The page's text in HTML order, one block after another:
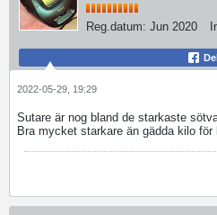
Reg.datum: Jun 2020
2022-05-29, 19:29
Sutare är nog bland de starkaste
Bra mycket starkare än gädda kilo för